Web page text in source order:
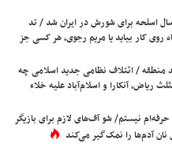
اسلحه برای شورش در ایران شد / تد
روی کار بیاید یا مریم رجوی، هر کسی جز
منطقه / ائتلاف نظامی جدید اسلامی چه
ریاض، آنکارا و اسلام‌آباد علیه خلاء
نیستم/ شو آف‌های لازم برای بازیگر
آدم‌ها را نمک‌گیر می‌کند